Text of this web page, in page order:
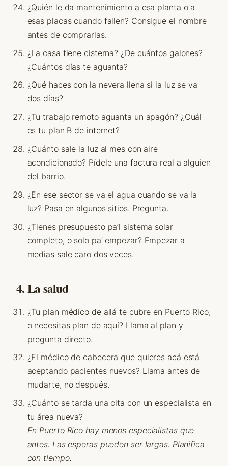
¿Quién le da mantenimiento a esa planta o a
esas placas cuando fallen? Consigue el nombre
antes de comprarlas.
¿La casa tiene cisterna? ¿De cuántos galones?
¿Cuántos días te aguanta?
¿Qué haces con la nevera llena si la luz se va
dos días?
¿Tu trabajo remoto aguanta un apagón? ¿Cuál
es tu plan B de internet?
¿Cuánto sale la luz al mes con aire
acondicionado? Pídele una factura real a alguien
del barrio.
¿En ese sector se va el agua cuando se va la
luz? Pasa en algunos sitios. Pregunta.
¿Tienes presupuesto pa’l sistema solar
completo, o solo pa’ empezar? Empezar a
medias sale caro dos veces.
4. La salud
¿Tu plan médico de allá te cubre en Puerto Rico,
o necesitas plan de aquí? Llama al plan y
pregunta directo.
¿El médico de cabecera que quieres acá está
aceptando pacientes nuevos? Llama antes de
mudarte, no después.
¿Cuánto se tarda una cita con un especialista en
tu área nueva?
En Puerto Rico hay menos especialistas que
antes. Las esperas pueden ser largas. Planifica
con tiempo.